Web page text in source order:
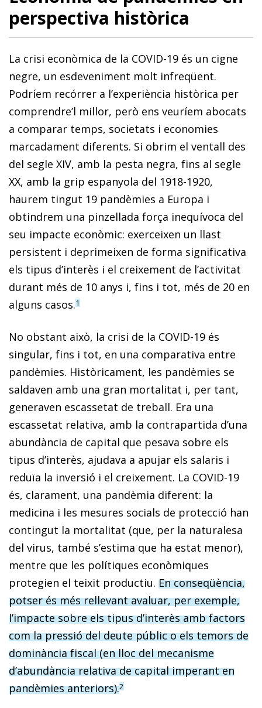
perspectiva històrica
La crisi econòmica de la COVID-19 és un cigne
negre, un esdeveniment molt infreqüent.
Podríem recórrer a l’experiència històrica per
comprendre’l millor, però ens veuríem abocats
a comparar temps, societats i economies
marcadament diferents. Si obrim el ventall des
del segle XIV, amb la pesta negra, fins al segle
XX, amb la grip espanyola del 1918-1920,
haurem tingut 19 pandèmies a Europa i
obtindrem una pinzellada força inequívoca del
seu impacte econòmic: exerceixen un llast
persistent i deprimeixen de forma significativa
els tipus d’interès i el creixement de l’activitat
durant més de 10 anys i, fins i tot, més de 20 en
alguns casos.1
No obstant això, la crisi de la COVID-19 és
singular, fins i tot, en una comparativa entre
pandèmies. Històricament, les pandèmies se
saldaven amb una gran mortalitat i, per tant,
generaven escassetat de treball. Era una
escassetat relativa, amb la contrapartida d’una
abundància de capital que pesava sobre els
tipus d’interès, ajudava a apujar els salaris i
reduïa la inversió i el creixement. La COVID-19
és, clarament, una pandèmia diferent: la
medicina i les mesures socials de protecció han
contingut la mortalitat (que, per la naturalesa
del virus, també s’estima que ha estat menor),
mentre que les polítiques econòmiques
protegien el teixit productiu. En conseqüència,
potser és més rellevant avaluar, per exemple,
l’impacte sobre els tipus d’interès amb factors
com la pressió del deute públic o els temors de
dominància fiscal (en lloc del mecanisme
d’abundància relativa de capital imperant en
pandèmies anteriors).2